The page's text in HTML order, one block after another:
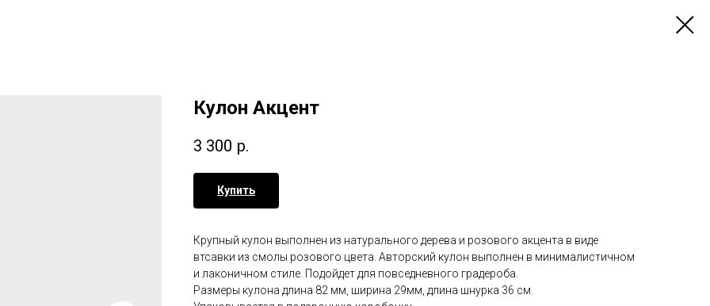
Кулон Акцент
3 300 р.
Купить
Крупный кулон выполнен из натурального дерева и розового акцента в виде
втсавки из смолы розового цвета. Авторский кулон выполнен в минималистичном
и лаконичном стиле. Подойдет для повседневного градероба.
Размеры кулона длина 82 мм, ширина 29мм, длина шнурка 36 см.